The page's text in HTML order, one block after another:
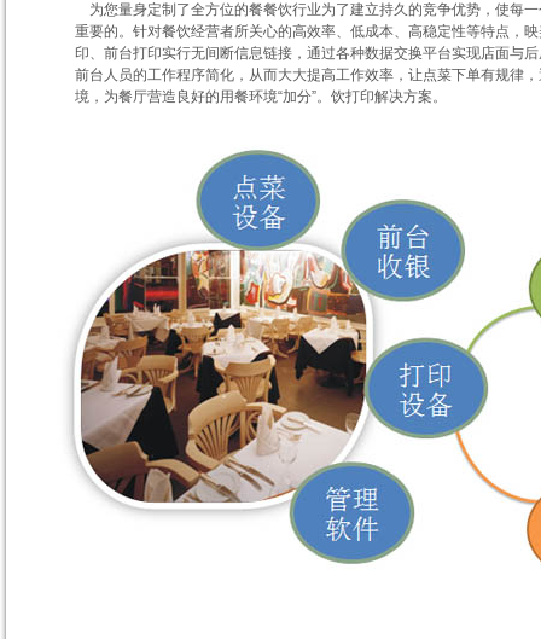
为您量身定制了全方位的餐餐饮行业为了建立持久的竞争优势，使每
重要的。针对餐饮经营者所关心的高效率、低成本、高稳定性等特点，
印、前台打印实行无间断信息链接，通过各种数据交换平台实现店面与
前台人员的工作程序简化，从而大大提高工作效率，让点菜下单有规律
境，为餐厅营造良好的用餐环境“加分”。饮打印解决方案。